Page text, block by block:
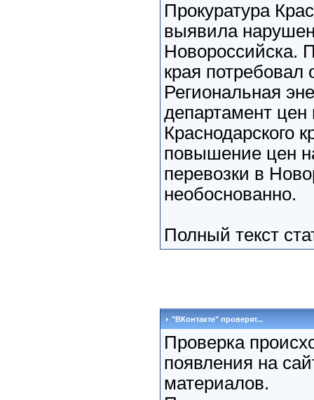
Прокуратура
выявила
Новороссийска.
края потребовал
Региональная
департамент
Краснодарского
повышение цен
перевозки в
необоснованно.
Полный текст
"ВКонтакте" проверят...
Проверка
появления на
материалов.